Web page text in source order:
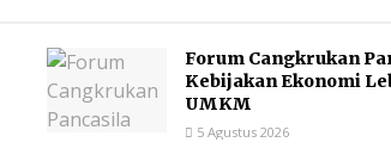
Forum Cangkrukan
Kebijakan Ekonomi
UMKM
5 Agustus 2026